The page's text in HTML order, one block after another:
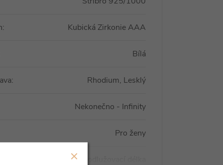
: Kubická Zirkonie AAA
Bílá
: Rhodium, Lesklý
Nekonečno - Infinity
Pro ženy